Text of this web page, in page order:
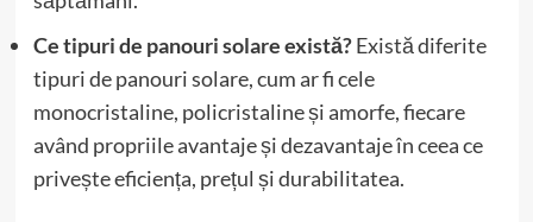
Ce tipuri de panouri solare există?Există diferite
tipuri de panouri solare, cum ar fi cele
monocristaline, policristaline și amorfe, fiecare
având propriile avantaje și dezavantaje în ceea ce
privește eficiența, prețul și durabilitatea.